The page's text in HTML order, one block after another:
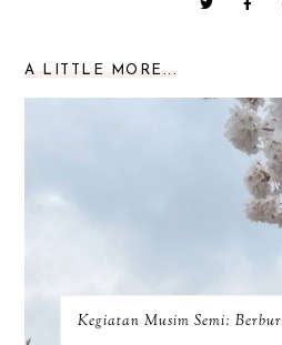
A LITTLE MORE...
Kegiatan Musim Semi: